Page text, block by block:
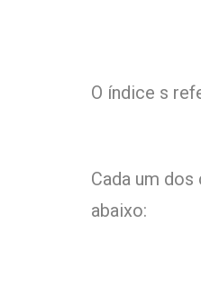
O índice s
Cada um
abaixo: